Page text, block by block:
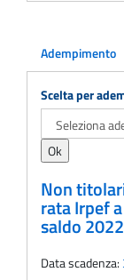
Adempimento
Adempimento
Scelta per
Non
rata Irpef
saldo 2022
Data scadenza: